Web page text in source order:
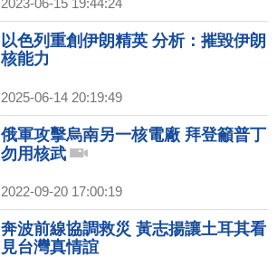
2023-06-15 19:44:24
以色列重創伊朗精英 分析：摧毀伊朗
核能力
2025-06-14 20:19:49
俄軍攻擊烏南另一核電廠 拜登籲普丁
勿用核武
2022-09-20 17:00:19
奔波前線協調救災 黃志揚讓土耳其看
見台灣真情誼